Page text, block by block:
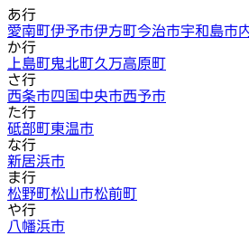
あ行
愛南町伊予市伊方町今治市宇和島市
か行
上島町鬼北町久万高原町
さ行
西条市四国中央市西予市
た行
砥部町東温市
な行
新居浜市
ま行
松野町松山市松前町
や行
八幡浜市